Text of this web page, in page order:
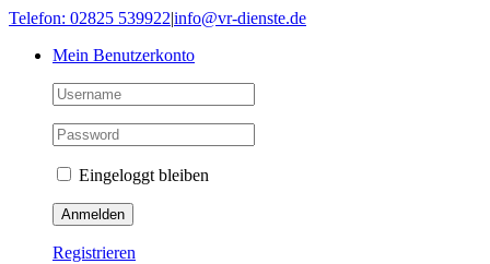
Skip
content
Telefon: 02825 539922|info@vr-dienste.de
Mein Benutzerkonto
Eingeloggt bleiben
Registrieren